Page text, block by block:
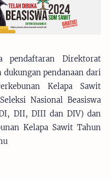
pendaftaran Direktorat
dukungan pendanaan dari
Kelapa Sawit
Nasional Beasiswa
DII, DIII dan DIV) dan
Kelapa Sawit Tahun